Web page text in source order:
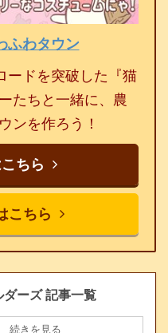
ふわタウン
ードを突破した『猫
たちと一緒に、農
ンを作ろう！
ちら
こちら
ダーズ 記事一覧
続きを見る